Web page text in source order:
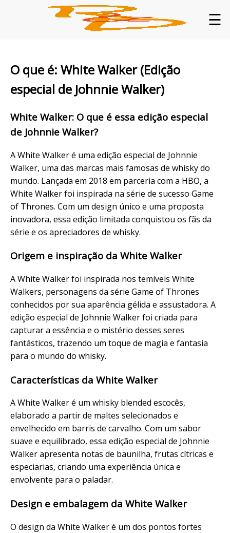
☰
O que é: White Walker (Edição
especial de Johnnie Walker)
White Walker: O que é essa edição especial
de Johnnie Walker?
A White Walker é uma edição especial de Johnnie
Walker, uma das marcas mais famosas de whisky do
mundo. Lançada em 2018 em parceria com a HBO, a
White Walker foi inspirada na série de sucesso Game
of Thrones. Com um design único e uma proposta
inovadora, essa edição limitada conquistou os fãs da
série e os apreciadores de whisky.
Origem e inspiração da White Walker
A White Walker foi inspirada nos temíveis White
Walkers, personagens da série Game of Thrones
conhecidos por sua aparência gélida e assustadora. A
edição especial de Johnnie Walker foi criada para
capturar a essência e o mistério desses seres
fantásticos, trazendo um toque de magia e fantasia
para o mundo do whisky.
Características da White Walker
A White Walker é um whisky blended escocês,
elaborado a partir de maltes selecionados e
envelhecido em barris de carvalho. Com um sabor
suave e equilibrado, essa edição especial de Johnnie
Walker apresenta notas de baunilha, frutas cítricas e
especiarias, criando uma experiência única e
envolvente para o paladar.
Design e embalagem da White Walker
O design da White Walker é um dos pontos fortes